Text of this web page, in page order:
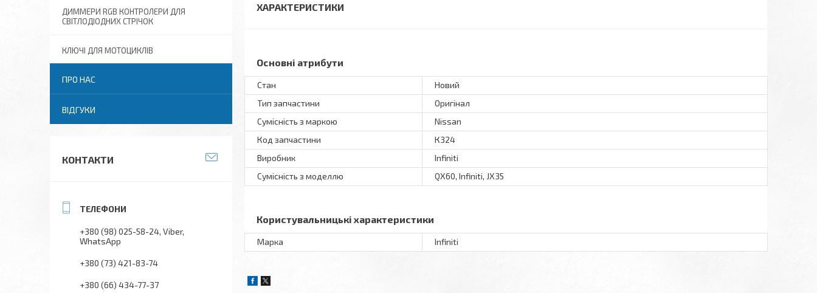
ХАРАКТЕРИСТИКИ
Основні атрибути
Стан
Новий
Тип запчастини
Оригінал
Сумісність з маркою
Nissan
Код запчастини
К324
Виробник
Infiniti
Сумісність з моделлю
QX60, Infiniti, JX35
Користувальницькі характеристики
Марка Infiniti
ДИММЕРИ RGB КОНТРОЛЕРИ ДЛЯ
СВІТЛОДІОДНИХ СТРІЧОК
КЛЮЧІ ДЛЯ МОТОЦИКЛІВ
ПРО НАС
ВІДГУКИ
КОНТАКТИ
+380 (98) 025-58-24 Viber
WhatsApp
+380 (73) 421-83-74
+380 (66) 434-77-37